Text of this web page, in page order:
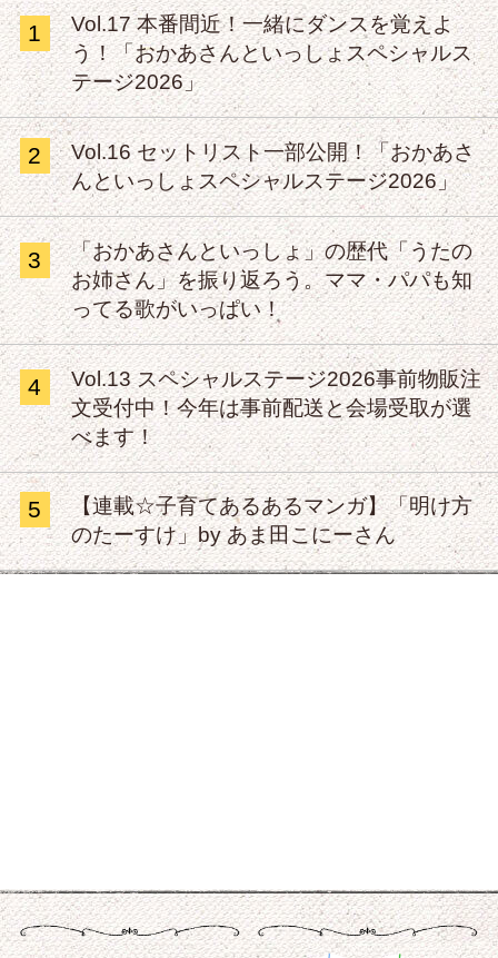
1
Vol.17 本番間近！一緒にダンスを覚えよ
う！「おかあさんといっしょスペシャルス
テージ2026」
2
Vol.16 セットリスト一部公開！「おかあさ
んといっしょスペシャルステージ2026」
3
「おかあさんといっしょ」の歴代「うたの
お姉さん」を振り返ろう。ママ・パパも知
ってる歌がいっぱい！
4
Vol.13 スペシャルステージ2026事前物販注
文受付中！今年は事前配送と会場受取が選
べます！
5
【連載☆子育てあるあるマンガ】「明け方
のたーすけ」by あま田こにーさん